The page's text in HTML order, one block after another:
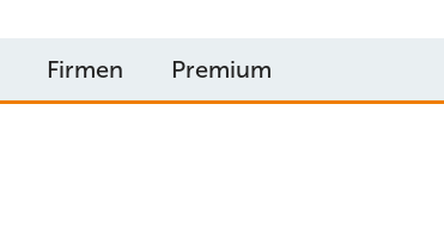
Firmen Premium